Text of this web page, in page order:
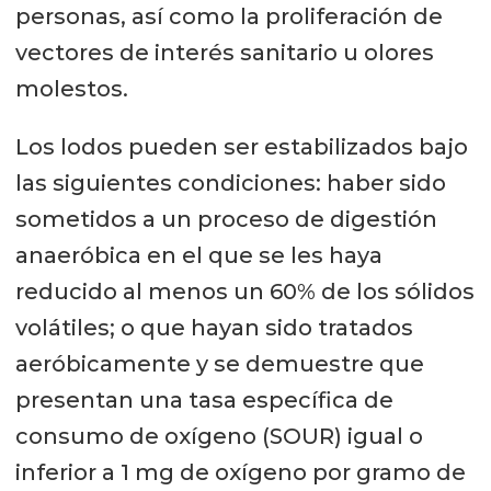
personas, así como la proliferación de
vectores de interés sanitario u olores
molestos.
Los lodos pueden ser estabilizados bajo
las siguientes condiciones: haber sido
sometidos a un proceso de digestión
anaeróbica en el que se les haya
reducido al menos un 60% de los sólidos
volátiles; o que hayan sido tratados
aeróbicamente y se demuestre que
presentan una tasa específica de
consumo de oxígeno (SOUR) igual o
inferior a 1 mg de oxígeno por gramo de